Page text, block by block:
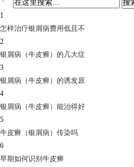
1
怎样治疗银屑病费用低且不
2
银屑病（牛皮癣）的几大症
3
银屑病（牛皮癣）的诱发原
4
银屑病（牛皮癣）能治得好
5
牛皮癣（银屑病）传染吗
6
早期如何识别牛皮癣